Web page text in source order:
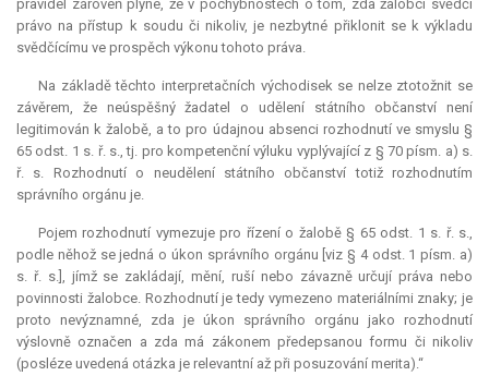
pravidel zároveň plyne, že v pochybnostech o tom, zda žalobci svědčí
právo na přístup k soudu či nikoliv, je nezbytné přiklonit se k výkladu
svědčícímu ve prospěch výkonu tohoto práva.
Na základě těchto interpretačních východisek se nelze ztotožnit se
závěrem, že neúspěšný žadatel o udělení státního občanství není
legitimován k žalobě, a to pro údajnou absenci rozhodnutí ve smyslu §
65 odst. 1 s. ř. s., tj. pro kompetenční výluku vyplývající z § 70 písm. a) s.
ř. s. Rozhodnutí o neudělení státního občanství totiž rozhodnutím
správního orgánu je.
Pojem rozhodnutí vymezuje pro řízení o žalobě § 65 odst. 1 s. ř. s.,
podle něhož se jedná o úkon správního orgánu [viz § 4 odst. 1 písm. a)
s. ř. s.], jímž se zakládají, mění, ruší nebo závazně určují práva nebo
povinnosti žalobce. Rozhodnutí je tedy vymezeno materiálními znaky; je
proto nevýznamné, zda je úkon správního orgánu jako rozhodnutí
výslovně označen a zda má zákonem předepsanou formu či nikoliv
(posléze uvedená otázka je relevantní až při posuzování merita).“